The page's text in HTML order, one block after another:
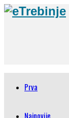
Prva
Najnovije